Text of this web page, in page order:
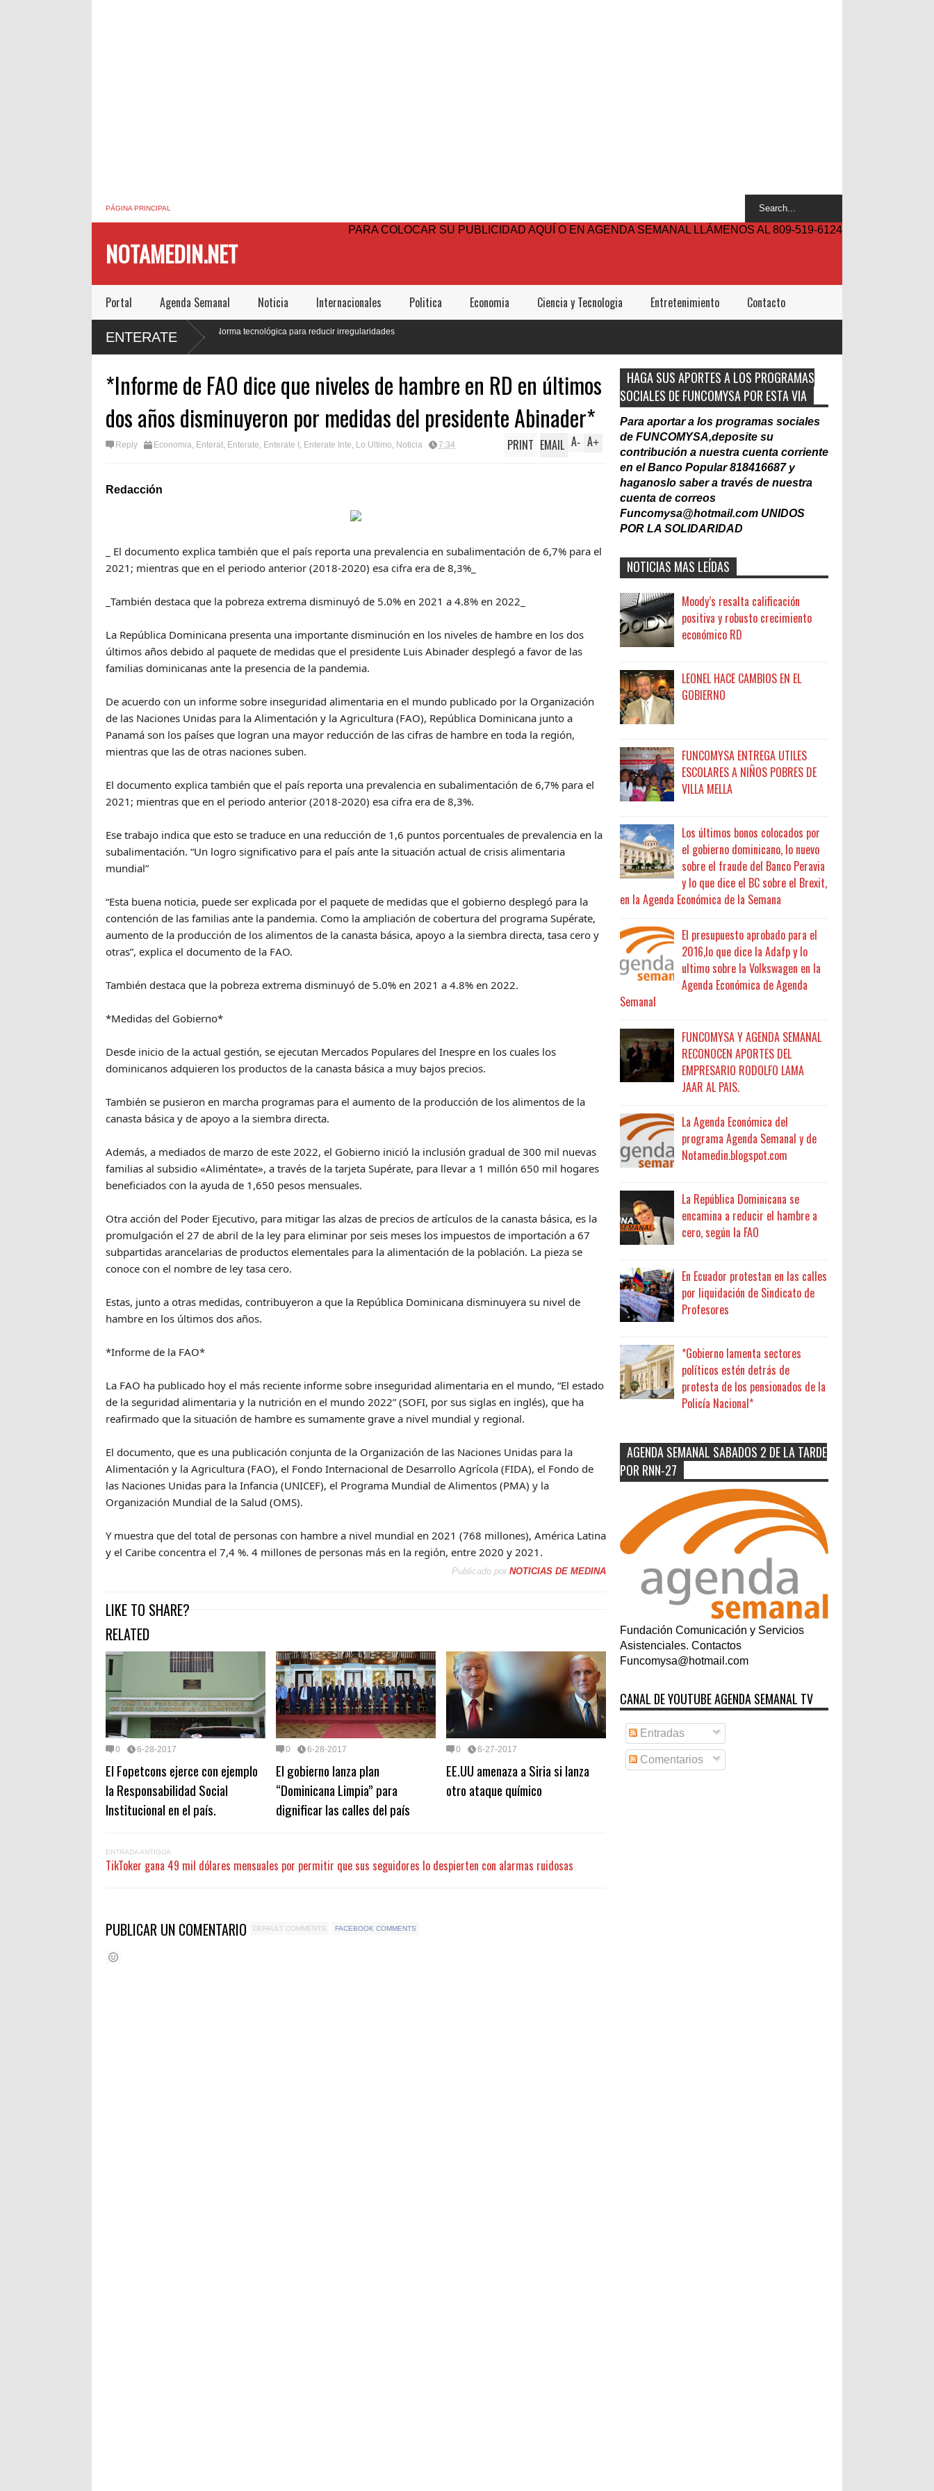
PÁGINA PRINCIPAL
NOTAMEDIN.NET
PARA COLOCAR SU PUBLICIDAD AQUÍ O EN AGENDA SEMANAL LLÁMENOS AL 809-519-6124
Portal Agenda Semanal Noticia Internacionales Politica Economia Ciencia y Tecnologia Entretenimiento Contacto
ENTERATE
Contraloría emite Norma tecnológica para reducir irregularidades
gubernamentales
*Informe de FAO dice que niveles de hambre en RD en últimos
dos años disminuyeron por medidas del presidente Abinader*
Reply Economia, Enterat, Enterate, Enterate I , Enterate Inte, Lo Ultimo, Noticia 7:34 A+
A-
PRINT EMAIL
Redacción
_ El documento explica también que el país reporta una prevalencia en subalimentación de 6,7% para el
2021; mientras que en el periodo anterior (2018-2020) esa cifra era de 8,3%_
_También destaca que la pobreza extrema disminuyó de 5.0% en 2021 a 4.8% en 2022_
La República Dominicana presenta una importante disminución en los niveles de hambre en los dos
últimos años debido al paquete de medidas que el presidente Luis Abinader desplegó a favor de las
familias dominicanas ante la presencia de la pandemia.
De acuerdo con un informe sobre inseguridad alimentaria en el mundo publicado por la Organización
de las Naciones Unidas para la Alimentación y la Agricultura (FAO), República Dominicana junto a
Panamá son los países que logran una mayor reducción de las cifras de hambre en toda la región,
mientras que las de otras naciones suben.
El documento explica también que el país reporta una prevalencia en subalimentación de 6,7% para el
2021; mientras que en el periodo anterior (2018-2020) esa cifra era de 8,3%.
Ese trabajo indica que esto se traduce en una reducción de 1,6 puntos porcentuales de prevalencia en la
subalimentación. “Un logro significativo para el país ante la situación actual de crisis alimentaria
mundial”
“Esta buena noticia, puede ser explicada por el paquete de medidas que el gobierno desplegó para la
contención de las familias ante la pandemia. Como la ampliación de cobertura del programa Supérate,
aumento de la producción de los alimentos de la canasta básica, apoyo a la siembra directa, tasa cero y
otras”, explica el documento de la FAO.
También destaca que la pobreza extrema disminuyó de 5.0% en 2021 a 4.8% en 2022.
*Medidas del Gobierno*
Desde inicio de la actual gestión, se ejecutan Mercados Populares del Inespre en los cuales los
dominicanos adquieren los productos de la canasta básica a muy bajos precios.
También se pusieron en marcha programas para el aumento de la producción de los alimentos de la
canasta básica y de apoyo a la siembra directa.
Además, a mediados de marzo de este 2022, el Gobierno inició la inclusión gradual de 300 mil nuevas
familias al subsidio «Aliméntate», a través de la tarjeta Supérate, para llevar a 1 millón 650 mil hogares
beneficiados con la ayuda de 1,650 pesos mensuales.
Otra acción del Poder Ejecutivo, para mitigar las alzas de precios de artículos de la canasta básica, es la
promulgación el 27 de abril de la ley para eliminar por seis meses los impuestos de importación a 67
subpartidas arancelarias de productos elementales para la alimentación de la población. La pieza se
conoce con el nombre de ley tasa cero.
Estas, junto a otras medidas, contribuyeron a que la República Dominicana disminuyera su nivel de
hambre en los últimos dos años.
*Informe de la FAO*
La FAO ha publicado hoy el más reciente informe sobre inseguridad alimentaria en el mundo, “El estado
de la seguridad alimentaria y la nutrición en el mundo 2022” (SOFI, por sus siglas en inglés), que ha
reafirmado que la situación de hambre es sumamente grave a nivel mundial y regional.
El documento, que es una publicación conjunta de la Organización de las Naciones Unidas para la
Alimentación y la Agricultura (FAO), el Fondo Internacional de Desarrollo Agrícola (FIDA), el Fondo de
las Naciones Unidas para la Infancia (UNICEF), el Programa Mundial de Alimentos (PMA) y la
Organización Mundial de la Salud (OMS).
Y muestra que del total de personas con hambre a nivel mundial en 2021 (768 millones), América Latina
y el Caribe concentra el 7,4 %. 4 millones de personas más en la región, entre 2020 y 2021.
Publicado por NOTICIAS DE MEDINA
LIKE TO SHARE?
RELATED
0 6-28-2017
El Fopetcons ejerce con ejemplo
la Responsabilidad Social
Institucional en el país.
0 6-28-2017
El gobierno lanza plan
“Dominicana Limpia” para
dignificar las calles del país
0 6-27-2017
EE.UU amenaza a Siria si lanza
otro ataque químico
ENTRADA ANTIGUA
TikToker gana 49 mil dólares mensuales por permitir que sus seguidores lo despierten con alarmas ruidosas
PUBLICAR UN COMENTARIO DEFAULT COMMENTS FACEBOOK COMMENTS
HAGA SUS APORTES A LOS PROGRAMAS
SOCIALES DE FUNCOMYSA POR ESTA VIA
Para aportar a los programas sociales
de FUNCOMYSA,deposite su
contribución a nuestra cuenta corriente
en el Banco Popular 818416687 y
haganoslo saber a través de nuestra
cuenta de correos
Funcomysa@hotmail.com UNIDOS
POR LA SOLIDARIDAD
NOTICIAS MAS LEÍDAS
Moody’s resalta calificación
positiva y robusto crecimiento
económico RD
LEONEL HACE CAMBIOS EN EL
GOBIERNO
FUNCOMYSA ENTREGA UTILES
ESCOLARES A NIÑOS POBRES DE
VILLA MELLA
Los últimos bonos colocados por
el gobierno dominicano, lo nuevo
sobre el fraude del Banco Peravia
y lo que dice el BC sobre el Brexit,
en la Agenda Económica de la Semana
El presupuesto aprobado para el
2016,lo que dice la Adafp y lo
ultimo sobre la Volkswagen en la
Agenda Económica de Agenda
Semanal
FUNCOMYSA Y AGENDA SEMANAL
RECONOCEN APORTES DEL
EMPRESARIO RODOLFO LAMA
JAAR AL PAIS.
La Agenda Económica del
programa Agenda Semanal y de
Notamedin.blogspot.com
La República Dominicana se
encamina a reducir el hambre a
cero, según la FAO
En Ecuador protestan en las calles
por liquidación de Sindicato de
Profesores
*Gobierno lamenta sectores
políticos estén detrás de
protesta de los pensionados de la
Policía Nacional*
AGENDA SEMANAL SABADOS 2 DE LA TARDE
POR RNN-27
Fundación Comunicación y Servicios
Asistenciales. Contactos
Funcomysa@hotmail.com
CANAL DE YOUTUBE AGENDA SEMANAL TV
Entradas
Comentarios